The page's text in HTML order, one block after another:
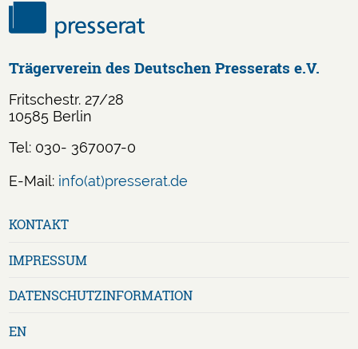
Trägerverein des Deutschen Presserats e.V.
Fritschestr. 27/28
10585 Berlin
Tel: 030- 367007-0
E-Mail: info(at)presserat.de
überspringen
KONTAKT
IMPRESSUM
DATENSCHUTZ­INFORMATION
EN